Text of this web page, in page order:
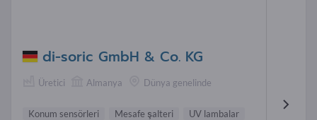
di-soric GmbH & Co. KG
Üretici Almanya Dünya genelinde
Konum sensörleri Mesafe şalteri
UV lambalar